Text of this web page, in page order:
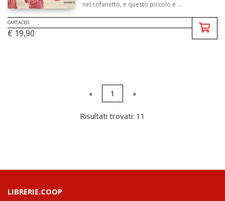
nel cofanetto, e questo piccolo e ...
CARTACEO
€ 19,90
« 1 »
Risultati trovati: 11
LIBRERIE.COOP